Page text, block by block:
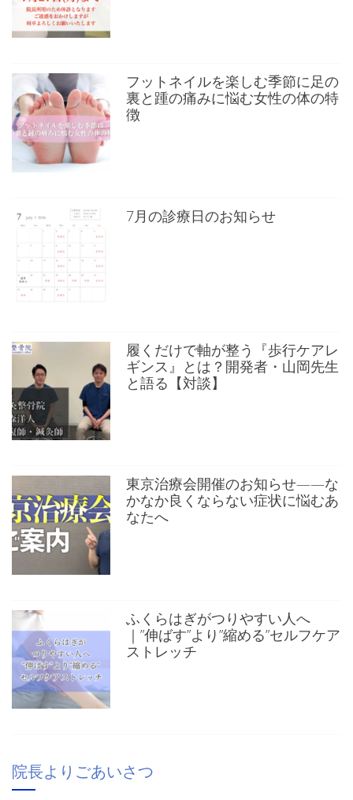
フットネイルを楽しむ季節に足の
裏と踵の痛みに悩む女性の体の特
徴
7月の診療日のお知らせ
履くだけで軸が整う『歩行ケアレ
ギンス』とは？開発者・山岡先生
と語る【対談】
東京治療会開催のお知らせ——な
かなか良くならない症状に悩むあ
なたへ
ふくらはぎがつりやすい人へ
｜”伸ばす”より”縮める”セルフケア
ストレッチ
院長よりごあいさつ